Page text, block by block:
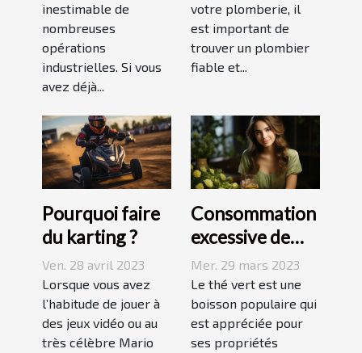
inestimable de
nombreuses
opérations
industrielles. Si vous
avez déjà...
votre plomberie, il
est important de
trouver un plombier
fiable et...
Pourquoi faire
du karting ?
Ven. 28 avril 2023
Lorsque vous avez
l’habitude de jouer à
des jeux vidéo ou au
très célèbre Mario
Consommation
excessive de
thé vert : quels
sont les
dangers pour la
peau ?
Mer. 29 mars 2023
Le thé vert est une
boisson populaire qui
est appréciée pour
ses propriétés